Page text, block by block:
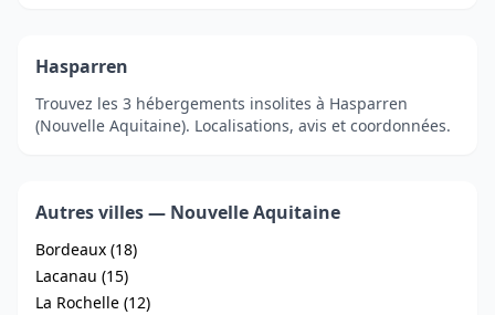
Hasparren
Trouvez les 3 hébergements insolites à Hasparren
(Nouvelle Aquitaine). Localisations, avis et coordonnées.
Autres villes — Nouvelle Aquitaine
Bordeaux (18)
Lacanau (15)
La Rochelle (12)